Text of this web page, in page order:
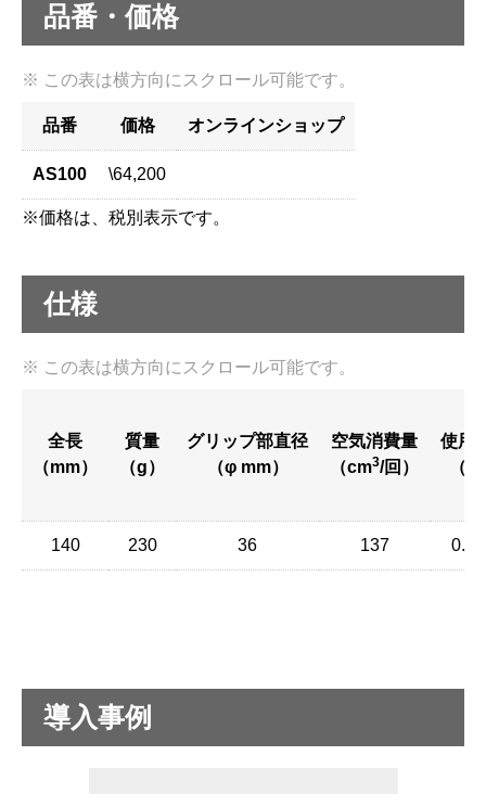
品番・価格
品番 価格 オンラインショップ
AS100 \64,200
※価格は、税別表示です。
仕様
全長
（mm）
質量
（g）
グリップ部直径
（φ mm）
空気消費量
（cm3/回）
使用
（
140 230 36 137 0.5
導入事例